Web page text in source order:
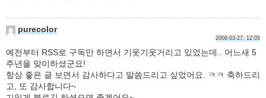
purecolor
2008-03-27, 12:05
예전부터 RSS로 구독만 하면서 기웃기웃거리고 있었는데.. 어느새 5
주년을 맞이하셨군요!
항상 좋은 글 보면서 감사하다고 말씀드리고 싶었어요. ㅋㅋ 축하드리
고, 또 감사합니다~